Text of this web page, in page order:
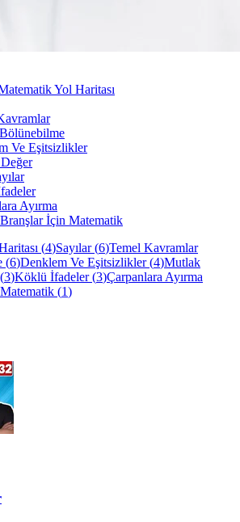
Yol Haritası
Ve Eşitsizlikler
Ayırma
İçin Matematik
(4)Sayılar(6)Temel Kavramlar
(6)Denklem Ve Eşitsizlikler(4)Mutlak
3)Köklü İfadeler(3)Çarpanlara Ayırma
(1)